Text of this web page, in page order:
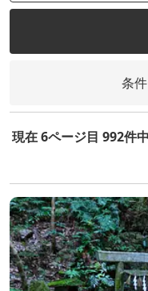
条
現在 6ページ目 992件